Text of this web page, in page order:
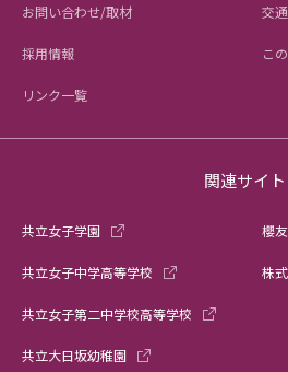
お問い合わせ/取材 交
採用情報 こ
リンク一覧
関連サイト
共立女子学園
共立女子中学高等学校
共立女子第二中学校高等学校
共立大日坂幼稚園
櫻
株